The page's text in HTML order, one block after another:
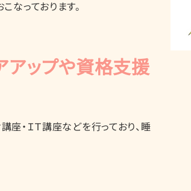
こなっております。
アップや資格支援
・ＩＴ講座などを行っており、睡